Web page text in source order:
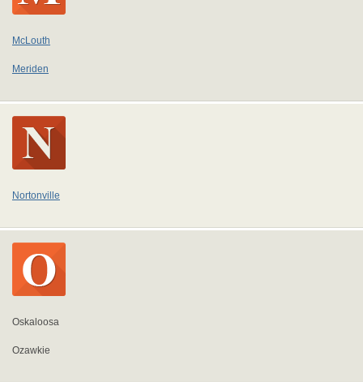
McLouth
Meriden
Nortonville
Oskaloosa
Ozawkie